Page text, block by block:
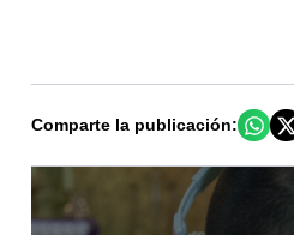
Comparte la publicación: